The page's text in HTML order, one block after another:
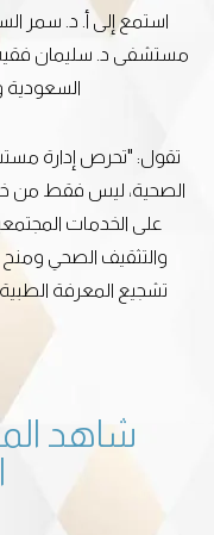
استمع إلى أ. د. سمر
مستشفى د. سليمان
السعودية
تقول: "تحرص إدارة
الصحية، ليس فقط من
على الخدمات
والتثقيف الصحي
تشجيع المعرفة
شاهد